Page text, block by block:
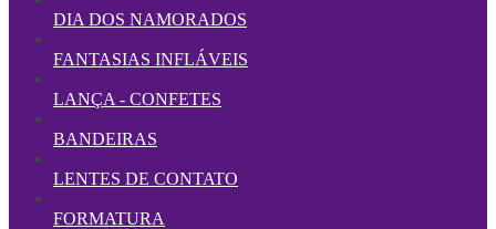
DIA DOS NAMORADOS
FANTASIAS INFLÁVEIS
LANÇA - CONFETES
BANDEIRAS
LENTES DE CONTATO
FORMATURA